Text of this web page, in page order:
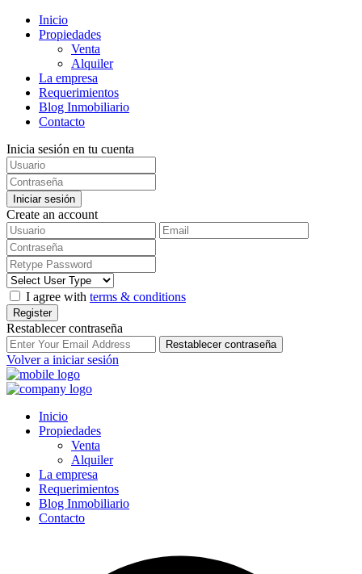
Inicio
Propiedades
Venta
Alquiler
La empresa
Requerimientos
Blog Inmobiliario
Contacto
Inicia sesión en tu cuenta
Iniciar sesión
Create an account
I agree with terms & conditions
Register
Restablecer contraseña
Restablecer contraseña
Volver a iniciar sesión
Inicio
Propiedades
Venta
Alquiler
La empresa
Requerimientos
Blog Inmobiliario
Contacto